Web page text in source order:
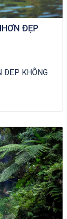
ĐẸP
ĐẸP KHÔNG